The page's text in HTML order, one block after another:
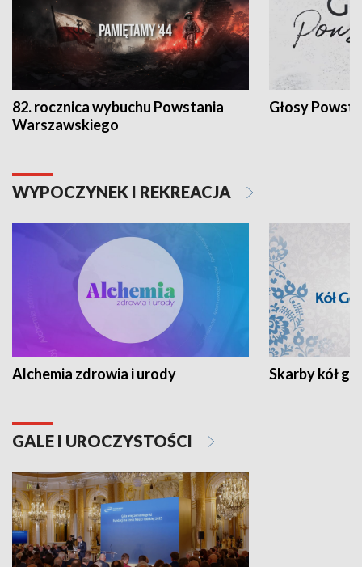
82. rocznica wybuchu Powstania
Warszawskiego
Głosy
WYPOCZYNEK I REKREACJA
Alchemia zdrowia i urody Skarby kół
GALE I UROCZYSTOŚCI